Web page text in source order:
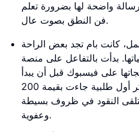
واضحة لها بضرورة تعلم
فن النطق بصوت عال.
كانت بام تجد بعض الراحة
بدأت بالتفاعل على منصة
على فيسبوك قبل أن يبدأ
الآخرون بهذا المجال. كانت تذكر أول طلبية جاءت بقيمة 200
النقود في ظروف بسيطة
وعفوية.